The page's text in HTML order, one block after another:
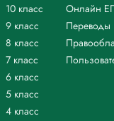
10 класс
9 класс
8 класс
7 класс
6 класс
5 класс
4 класс
Онлайн
Переводы